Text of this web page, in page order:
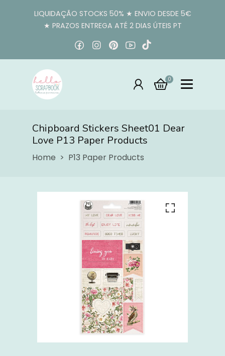
LIQUIDAÇÃO STOCKS 50% ★ ENVIO DESDE 5€
★ PRAZOS ENTREGA ATÉ 2 DIAS ÚTEIS PT
0
Chipboard Stickers Sheet01 Dear
Love P13 Paper Products
Home P13 Paper Products